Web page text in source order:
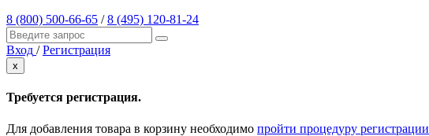
8 (800) 500-66-65 /8 (495) 120-81-24
Вход / Регистрация
x
Требуется регистрация.
Для добавления товара в корзину необходимо пройти процедуру регистрации